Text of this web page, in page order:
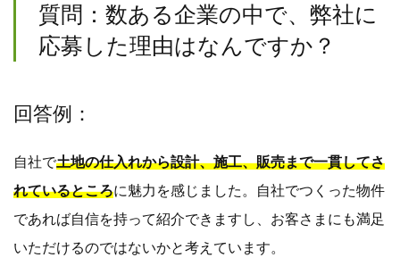
質問：数ある企業の中で、弊社に
応募した理由はなんですか？
回答例：
自社で土地の仕入れから設計、施工、販売まで一貫してさ
れているところに魅力を感じました。自社でつくった物件
であれば自信を持って紹介できますし、お客さまにも満足
いただけるのではないかと考えています。